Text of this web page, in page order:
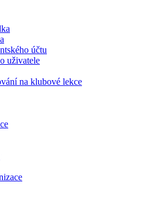
účtu
uživatele
na klubové lekce